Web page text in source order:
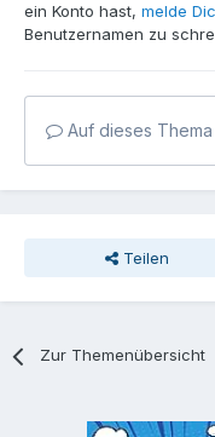
ein Konto hast, melde
Benutzernamen zu
Auf dieses
Teilen
Zur Themenübersicht